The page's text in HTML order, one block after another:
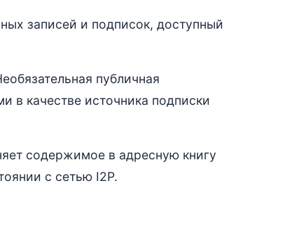
записей и подписок, доступный
публичная
в качестве источника подписки
содержимое в адресную книгу
с сетью I2P.